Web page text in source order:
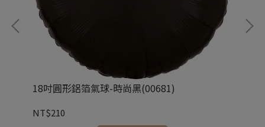
18吋圓形鋁箔氣球-時尚黑(00681)
NT$210